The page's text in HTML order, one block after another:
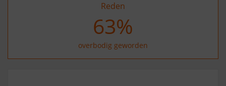
Reden
73%
overbodig geworden